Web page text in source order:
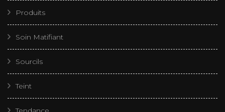
Produits
Soin Matifiant
Sourcils
Teint